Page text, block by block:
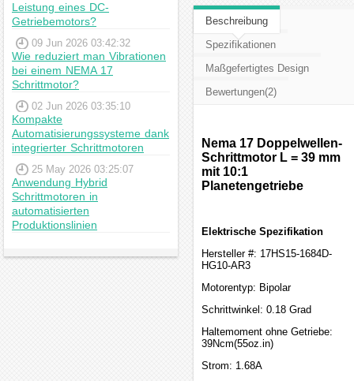
Leistung eines DC-
Getriebemotors?
09 Jun 2026 03:42:32
Wie reduziert man Vibrationen
bei einem NEMA 17
Schrittmotor?
02 Jun 2026 03:35:10
Kompakte
Automatisierungssysteme dank
integrierter Schrittmotoren
25 May 2026 03:25:07
Anwendung Hybrid
Schrittmotoren in
automatisierten
Produktionslinien
Beschreibung
Spezifikationen
Maßgefertigtes Design
Bewertungen(2)
Nema 17 Doppelwellen-
Schrittmotor L = 39 mm
mit 10:1
Planetengetriebe
Elektrische Spezifikation
Hersteller #: 17HS15-1684D-
HG10-AR3
Motorentyp: Bipolar
Schrittwinkel: 0.18 Grad
Haltemoment ohne Getriebe:
39Ncm(55oz.in)
Strom: 1.68A